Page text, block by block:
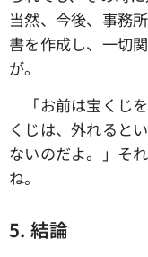
当然、今後、事務
書を作成し、一切
が。
「お前は宝くじ
くじは、外れると
ないのだよ。」そ
ね。
5. 結論